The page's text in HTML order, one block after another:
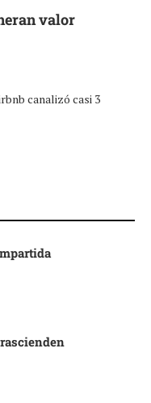
valor
canalizó casi 3